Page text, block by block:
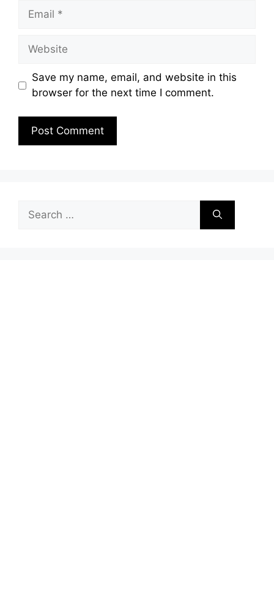
Email
Website
Save my name, email, and website in this
browser for the next time I comment.
for: